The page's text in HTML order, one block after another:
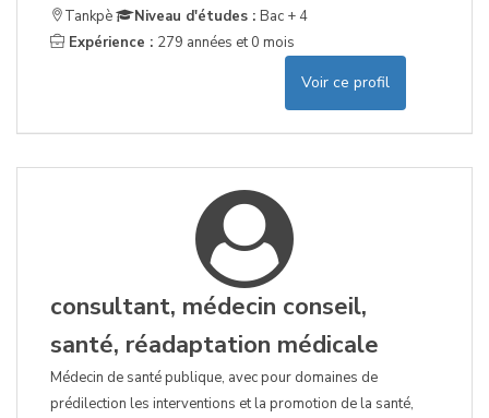
Tankpè
Niveau d'études : Bac + 4
Expérience : 279 années et 0 mois
Voir ce profil
consultant, médecin conseil,
santé, réadaptation médicale
Médecin de santé publique, avec pour domaines de
prédilection les interventions et la promotion de la santé,